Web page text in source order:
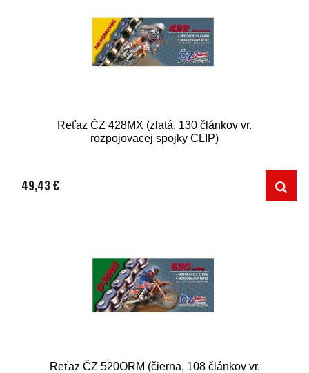
Reťaz ČZ 428MX (zlatá, 130 článkov vr.
rozpojovacej spojky CLIP)
49,43 €
Reťaz ČZ 520ORM (čierna, 108 článkov vr.